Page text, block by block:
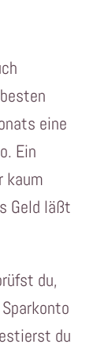
eine
Ein
kaum
Geld läßt
du,
du